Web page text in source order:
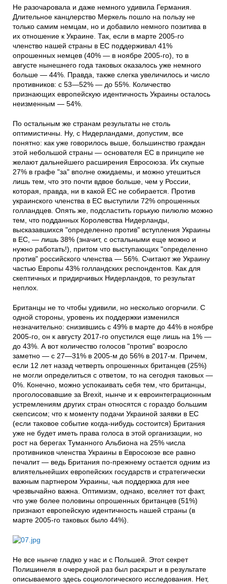
Не разочаровала и даже немного удивила Германия.
Длительное канцлерство Меркель пошло на пользу не
только самим немцам, но и добавило немного позитива в
их отношение к Украине. Так, если в марте 2005-го
членство нашей страны в ЕС поддерживал 41%
опрошенных немцев (40% — в ноябре 2005-го), то в
августе нынешнего года таковых оказалось уже немного
больше — 44%. Правда, также слегка увеличилось и число
противников: с 53—52% — до 55%. Количество
признающих европейскую идентичность Украины осталось
неизменным — 54%.
По остальным же странам результаты не столь
оптимистичны. Ну, с Нидерландами, допустим, все
понятно: как уже говорилось выше, большинство граждан
этой небольшой страны — основателя ЕС в принципе не
желают дальнейшего расширения Евросоюза. Их скупые
27% в графе "за" вполне ожидаемы, и можно утешиться
лишь тем, что это почти вдвое больше, чем у России,
которая, правда, ни в какой ЕС не собирается. Против
украинского членства в ЕС выступили 72% опрошенных
голландцев. Опять же, подсластить горькую пилюлю можно
тем, что подданных Королевства Нидерланды,
высказавшихся "определенно против" вступления Украины
в ЕС, — лишь 38% (значит, с остальными еще можно и
нужно работать!), притом что выступающих "определенно
против" российского членства — 56%. Считают же Украину
частью Европы 43% голландских респондентов. Как для
скептичных и придирчивых Нидерландов, то результат
неплох.
Британцы не то чтобы удивили, но несколько огорчили. С
одной стороны, уровень их поддержки изменился
незначительно: снизившись с 49% в марте до 44% в ноябре
2005-го, он к августу 2017-го опустился еще лишь на 1% —
до 43%. А вот количество голосов "против" возросло
заметно — с 27—31% в 2005-м до 56% в 2017-м. Причем,
если 12 лет назад четверть опрошенных британцев (25%)
не могли определиться с ответом, то на сегодня таковых —
0%. Конечно, можно успокаивать себя тем, что британцы,
проголосовавшие за Brexit, нынче и к евроинтеграционным
устремлениям других стран относятся с гораздо большим
скепсисом; что к моменту подачи Украиной заявки в ЕС
(если таковое событие когда-нибудь состоится) Британия
уже не будет иметь права голоса в этой организации, но
рост на берегах Туманного Альбиона на 25% числа
противников членства Украины в Евросоюзе все равно
печалит — ведь Британия по-прежнему остается одним из
влиятельнейших европейских государств и стратегически
важным партнером Украины, чья поддержка для нее
чрезвычайно важна. Оптимизм, однако, вселяет тот факт,
что уже более половины опрошенных британцев (51%)
признают европейскую идентичность нашей страны (в
марте 2005-го таковых было 44%).
Не все нынче гладко у нас и с Польшей. Этот секрет
Полишинеля в очередной раз был раскрыт и в результате
описываемого здесь социологического исследования. Нет,